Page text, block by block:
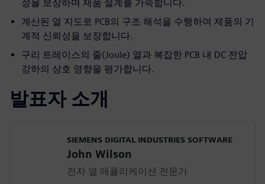
성을 보장하며 제품 설계를 가속합니다.
계산된 열 지도로 PCB의 구조 해석을 수행하여 제품의 기
계적 신뢰성을 보장합니다.
구리 트레이스의 줄(Joule) 열과 복잡한 PCB 내 DC 전압
강하의 상호 영향을 평가합니다.
발표자 소개
SIEMENS DIGITAL INDUSTRIES SOFTWARE
John Wilson
전자 열 애플리케이션 전문가